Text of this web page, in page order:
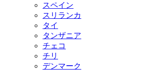
スペイン
スリランカ
タイ
タンザニア
チェコ
チリ
デンマーク